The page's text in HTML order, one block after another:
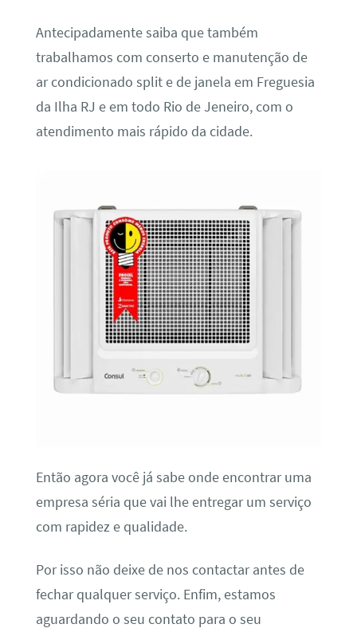
Antecipadamente saiba que também
trabalhamos com conserto e manutenção de
ar condicionado split e de janela em Freguesia
da Ilha RJ e em todo Rio de Jeneiro, com o
atendimento mais rápido da cidade.
Então agora você já sabe onde encontrar uma
empresa séria que vai lhe entregar um serviço
com rapidez e qualidade.
Por isso não deixe de nos contactar antes de
fechar qualquer serviço. Enfim, estamos
aguardando o seu contato para o seu